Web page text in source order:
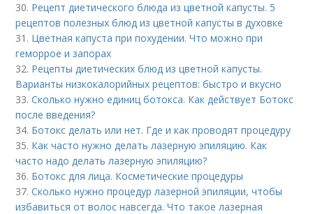
30. Рецепт диетического блюда из цветной капусты. 5
рецептов полезных блюд из цветной капусты в духовке
31. Цветная капуста при похудении. Что можно при
геморрое и запорах
32. Рецепты диетических блюд из цветной капусты.
Варианты низкокалорийных рецептов: быстро и вкусно
33.Сколько нужно единиц ботокса. Как действует Ботокс
после введения?
34. Ботокс делать или нет. Где и как проводят процедуру
35. Как часто нужно делать лазерную эпиляцию. Как
часто надо делать лазерную эпиляцию?
36. Ботокс для лица. Косметические процедуры
37.Сколько нужно процедур лазерной эпиляции, чтобы
избавиться от волос навсегда. Что такое лазерная